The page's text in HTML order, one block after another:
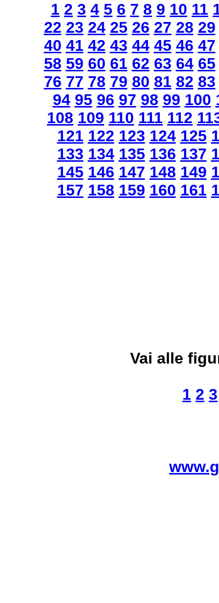
1 2 3 4 5 6 7 8 9 10 11
22 23 24 25 26 27 28 29
40 41 42 43 44 45 46 47
58 59 60 61 62 63 64 65
76 77 78 79 80 81 82 83
94 95 96 97 98 99 100
108 109 110 111 112
121 122 123 124 125
133 134 135 136 137
145 146 147 148 149
157 158 159 160 161
Vai alle
1 2 3